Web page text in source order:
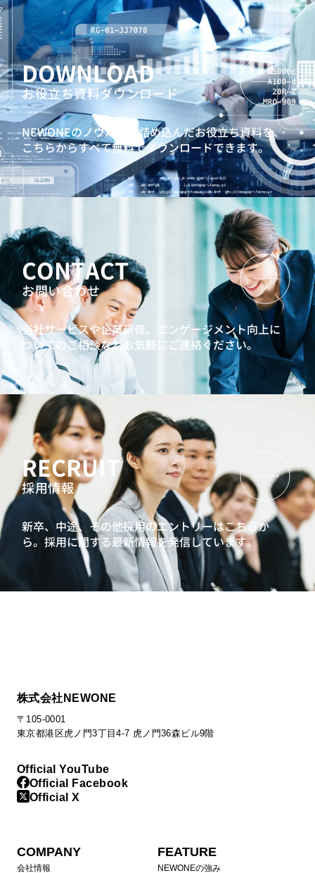
DOWNLOAD
お役立ち資料ダウンロード
NEWONEのノウハウを詰め込んだお役立ち資料を、
こちらからすべて無料でダウンロードできます。
CONTACT
お問い合わせ
当社サービスや企業研修、エンゲージメント向上に
ついてのご相談などお気軽にご連絡ください。
RECRUIT
採用情報
新卒、中途、その他採用のエントリーはこちらか
ら。採用に関する最新情報を発信しています。
株式会社NEWONE
〒105-0001
東京都港区虎ノ門3丁目4-7 虎ノ門36森ビル9階
Official YouTube
Official Facebook
Official X
COMPANY
会社情報
FEATURE
NEWONEの強み